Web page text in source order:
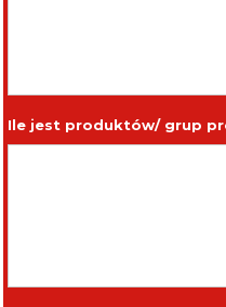
Ile jest produktów/ grup